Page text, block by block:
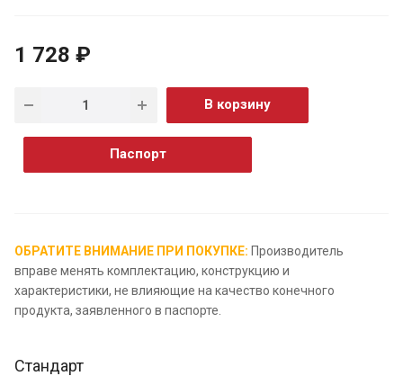
1 728 ₽
В корзину
Паспорт
ОБРАТИТЕ ВНИМАНИЕ ПРИ ПОКУПКЕ: Производитель
вправе менять комплектацию, конструкцию и
характеристики, не влияющие на качество конечного
продукта, заявленного в паспорте.
Стандарт